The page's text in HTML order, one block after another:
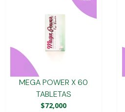
MEGA POWER X 60
TABLETAS
$72,000